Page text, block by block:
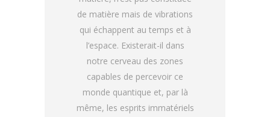
de matière mais de vibrations
qui échappent au temps et à
l’espace. Existerait-il dans
notre cerveau des zones
capables de percevoir ce
monde quantique et, par là
même, les esprits immatériels